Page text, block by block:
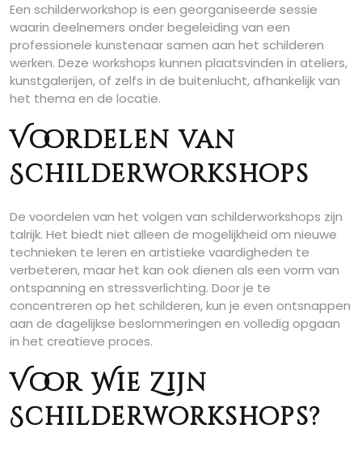
Een schilderworkshop is een georganiseerde sessie
waarin deelnemers onder begeleiding van een
professionele kunstenaar samen aan het schilderen
werken. Deze workshops kunnen plaatsvinden in ateliers,
kunstgalerijen, of zelfs in de buitenlucht, afhankelijk van
het thema en de locatie.
Voordelen van
Schilderworkshops
De voordelen van het volgen van schilderworkshops zijn
talrijk. Het biedt niet alleen de mogelijkheid om nieuwe
technieken te leren en artistieke vaardigheden te
verbeteren, maar het kan ook dienen als een vorm van
ontspanning en stressverlichting. Door je te
concentreren op het schilderen, kun je even ontsnappen
aan de dagelijkse beslommeringen en volledig opgaan
in het creatieve proces.
Voor Wie Zijn
Schilderworkshops?